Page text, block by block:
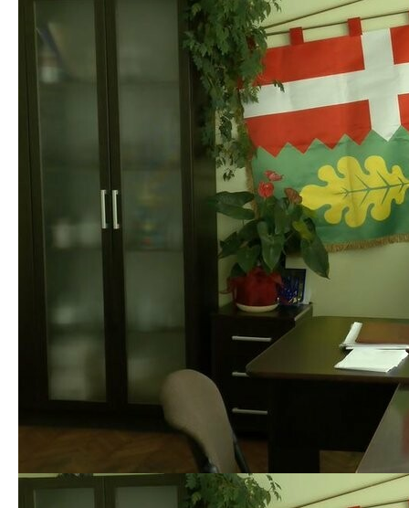
1,2 мільярда гривень
Предыдущая запись
домашнього насилля у
Луцьку
Следующая запись
Ваш адрес email не будет опубликован.Обязательные
поля помечены
Комментарий
Сохранить моё имя, email и адрес сайта в этом браузере для
последующих моих комментариев.